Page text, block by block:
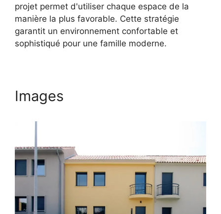
projet permet d'utiliser chaque espace de la
manière la plus favorable. Cette stratégie
garantit un environnement confortable et
sophistiqué pour une famille moderne.
Images